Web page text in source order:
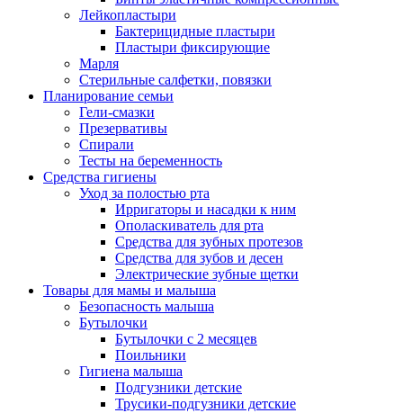
Лейкопластыри
Бактерицидные пластыри
Пластыри фиксирующие
Марля
Стерильные салфетки, повязки
Планирование семьи
Гели-смазки
Презервативы
Спирали
Тесты на беременность
Средства гигиены
Уход за полостью рта
Ирригаторы и насадки к ним
Ополаскиватель для рта
Средства для зубных протезов
Средства для зубов и десен
Электрические зубные щетки
Товары для мамы и малыша
Безопасность малыша
Бутылочки
Бутылочки с 2 месяцев
Поильники
Гигиена малыша
Подгузники детские
Трусики-подгузники детские